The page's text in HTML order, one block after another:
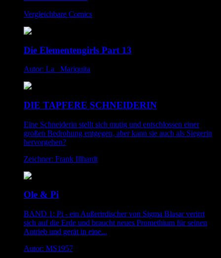
Vergleichbare Comics
Die Elementengirls Part 13
Autor: La _Mariquita
DIE TAPFERE SCHNEIDERIN
Eine Schneiderin stellt sich mutig und entschlossen einer
großen Bedrohung entgegen, aber kann sie auch als Siegerin
hervorgehen?
Zeichner: Frank Illhardt
Ole & Pi
BAND 1: Pi - ein Außerirdischer von Sigma Blasar verirrt
sich auf die Erde und braucht neues Promethium für seinen
Antrieb und gerät in eine...
Autor: MS1957